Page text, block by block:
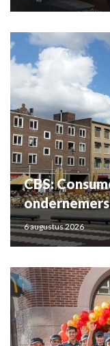
CBS:
6 augustus 2026